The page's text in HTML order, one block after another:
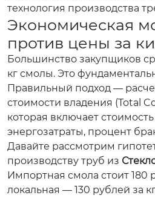
технология производства
Экономическая
против цены за
Большинство закупщиков
кг смолы. Это
Правильный подход —
стоимости владения (Total
которая включает
энергозатраты, процент
Давайте рассмотрим
производству труб из
Импортная смола стоит 180
локальная — 130 рублей за